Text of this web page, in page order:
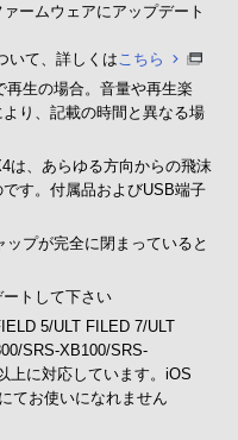
ームウェアにアップデート
いて、詳しくはこちら
再生の場合。音量や再生楽
り、記載の時間と異なる場
は、あらゆる方向からの飛沫
す。付属品およびUSB端子
プが完全に閉まっていると
トして下さい
5/ULT FILED 7/ULT
SRS-XB100/SRS-
上に対応しています。iOS
てお使いになれません